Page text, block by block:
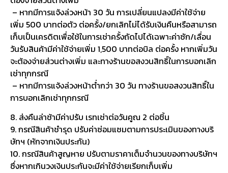
– หากมีการแจ้งล่วงหน้า 30 วัน การเปลี่ยนแปลงมีค่าใช้จ่าย
เพิ่ม 500 บาทต่อตัว ต่อครั้ง/ยกเลิกไม่ได้รับเงินคืนหรือสามารถ
เก็บเป็นเครดิตเพื่อใช้ในการเช่าครั้งถัดไปได้เฉพาะค่าซัก/เลื่อน
วันรับสินค้ามีค่าใช้จ่ายเพิ่ม 1,500 บาทต่อบิล ต่อครั้ง หากเพิ่มวัน
จะต้องจ่ายส่วนต่างเพิ่ม และทางร้านขอสงวนสิทธิ์ในการบอกเลิก
เช่าทุกกรณี
– หากมีการแจ้งล่วงหน้าต่ำกว่า 30 วัน ทางร้านขอสงวนสิทธิ์ใน
การบอกเลิกเช่าทุกกรณี
8. ส่งคืนล่าช้ามีค่าปรับ เรทเช่าต่อวันคูณ 2 ต่อชิ้น
9. กรณีสินค้าชำรุด ปรับค่าซ่อมแซมตามการประเมินของทางบริ
ษัทฯ (หักจากเงินประกัน)
10. กรณีสินค้าสูญหาย ปรับตามราคาเต็มจำนวนของทางบริษัทฯ
ซึ่งหากเกินวงเงินประกันจะมีค่าใช้จ่ายเรียกเก็บเพิ่ม